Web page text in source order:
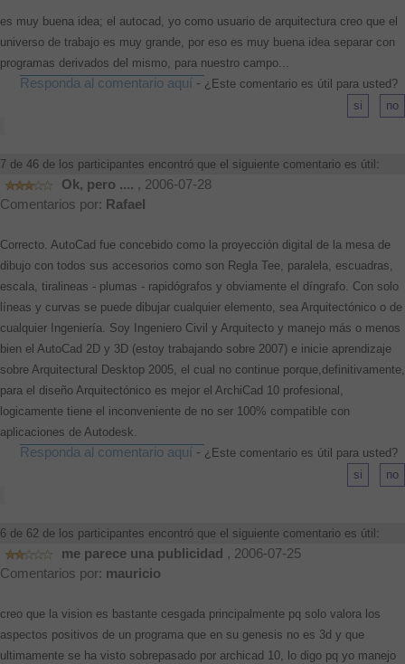
es muy buena idea; el autocad, yo como usuario de arquitectura creo que el
universo de trabajo es muy grande, por eso es muy buena idea separar con
programas derivados del mismo, para nuestro campo...
Responda al comentario aquí - ¿Este comentario es útil para usted?
7 de 46 de los participantes encontró que el siguiente comentario es útil:
Ok, pero .... , 2006-07-28
Comentarios por: Rafael
Correcto. AutoCad fue concebido como la proyección digital de la mesa de
dibujo con todos sus accesorios como son Regla Tee, paralela, escuadras,
escala, tiralineas - plumas - rapidógrafos y obviamente el díngrafo. Con solo
líneas y curvas se puede dibujar cualquier elemento, sea Arquitectónico o de
cualquier Ingeniería. Soy Ingeniero Civil y Arquitecto y manejo más o menos
bien el AutoCad 2D y 3D (estoy trabajando sobre 2007) e inicie aprendizaje
sobre Arquitectural Desktop 2005, el cual no continue porque,definitivamente,
para el diseño Arquitectónico es mejor el ArchiCad 10 profesional,
logicamente tiene el inconveniente de no ser 100% compatible con
aplicaciones de Autodesk.
Responda al comentario aquí - ¿Este comentario es útil para usted?
6 de 62 de los participantes encontró que el siguiente comentario es útil:
me parece una publicidad , 2006-07-25
Comentarios por: mauricio
creo que la vision es bastante cesgada principalmente pq solo valora los
aspectos positivos de un programa que en su genesis no es 3d y que
ultimamente se ha visto sobrepasado por archicad 10, lo digo pq yo manejo